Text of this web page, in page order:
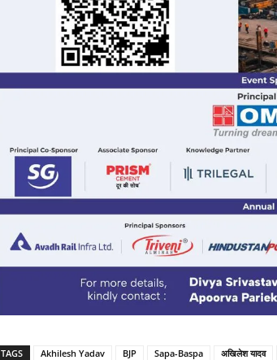
TAGS Akhilesh Yadav BJP Sapa-Baspa अखिलेश यादव